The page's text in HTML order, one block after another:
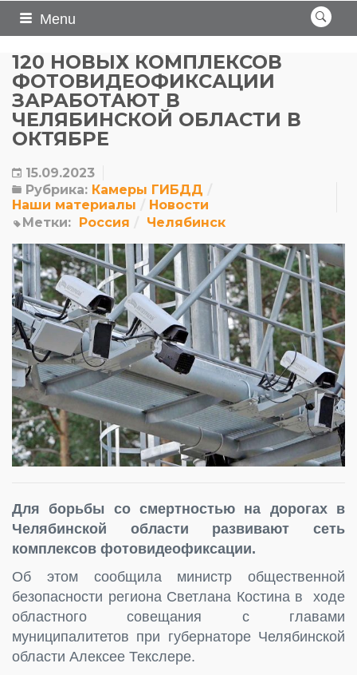
Menu
120 НОВЫХ КОМПЛЕКСОВ
ФОТОВИДЕОФИКСАЦИИ
ЗАРАБОТАЮТ В
ЧЕЛЯБИНСКОЙ ОБЛАСТИ В
ОКТЯБРЕ
15.09.2023
Рубрика: Камеры ГИБДД
Наши материалы
Новости
Метки: Россия Челябинск
Для борьбы со смертностью на дорогах в
Челябинской области развивают сеть
комплексов фотовидеофиксации.
Об этом сообщила министр общественной
безопасности региона Светлана Костина в ходе
областного совещания с главами
муниципалитетов при губернаторе Челябинской
области Алексее Текслере.